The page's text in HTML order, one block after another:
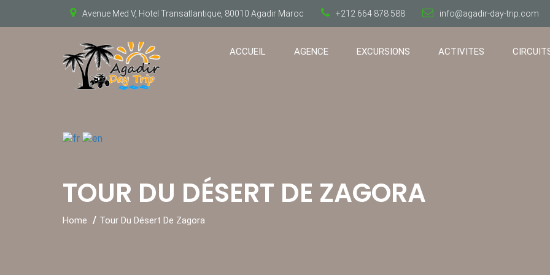
Avenue Med V, Hotel Transatlantique, 80010 Agadir Maroc +212 664 878 588 info@agadir-day-trip.com
ACCUEIL AGENCE EXCURSIONS ACTIVITES
TOUR DU DÉSERT DE ZAGORA
Home Tour Du Désert De Zagora